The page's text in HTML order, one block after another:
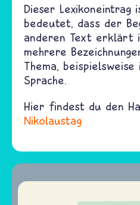
Dieser Lexikoneintrag
bedeutet, dass der
anderen Text erklärt
mehrere
Thema,
Sprache.
Hier findest du den
Nikolaustag